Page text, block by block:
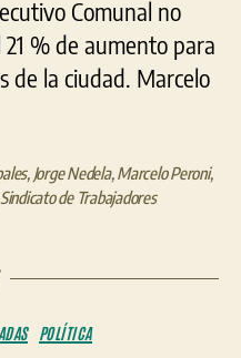
Comunal no
% de aumento para
de la ciudad. Marcelo
, Jorge Nedela,Marcelo Peroni,
Sindicato de Trabajadores
POLÍTICA